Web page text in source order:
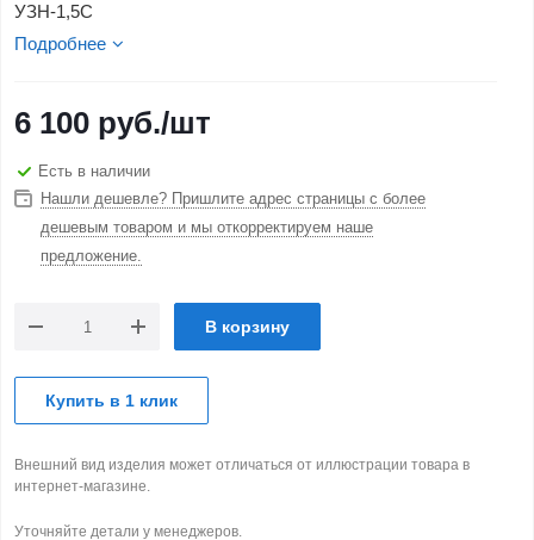
УЗН-1,5С
Подробнее
6 100 руб./шт
Есть в наличии
Нашли дешевле? Пришлите адрес страницы с более
дешевым товаром и мы откорректируем наше
предложение.
В корзину
Купить в 1 клик
Внешний вид изделия может отличаться от иллюстрации товара в
интернет-магазине.
Уточняйте детали у менеджеров.